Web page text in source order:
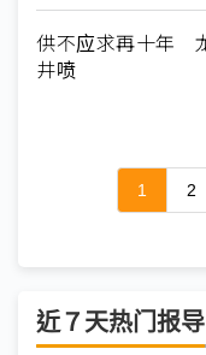
供不应求再十年
井喷
1 2
近７天热门报导